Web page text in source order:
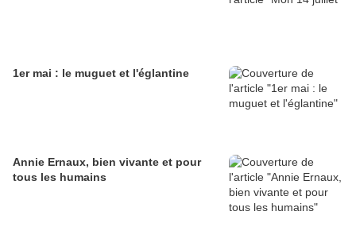
1er mai : le muguet et l'églantine
Annie Ernaux, bien vivante et pour
tous les humains